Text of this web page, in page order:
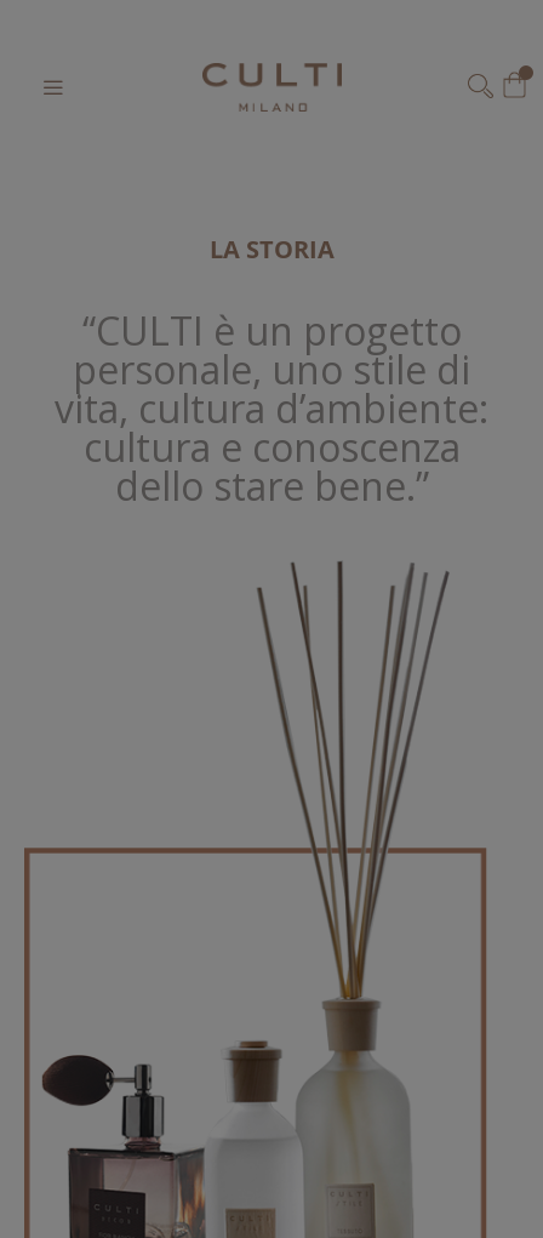
contenuto
Il
LA STORIA
“CULTI è un progetto
personale, uno stile di
vita, cultura d’ambiente:
cultura e conoscenza
dello stare bene.”